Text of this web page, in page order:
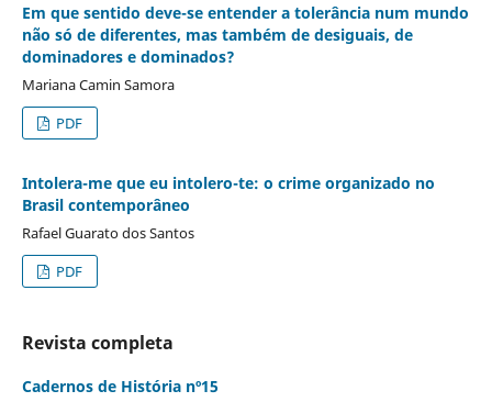
Em que sentido deve-se entender a tolerância num mundo
não só de diferentes, mas também de desiguais, de
dominadores e dominados?
Mariana Camin Samora
PDF
Intolera-me que eu intolero-te: o crime organizado no
Brasil contemporâneo
Rafael Guarato dos Santos
PDF
Revista completa
Cadernos de História nº15